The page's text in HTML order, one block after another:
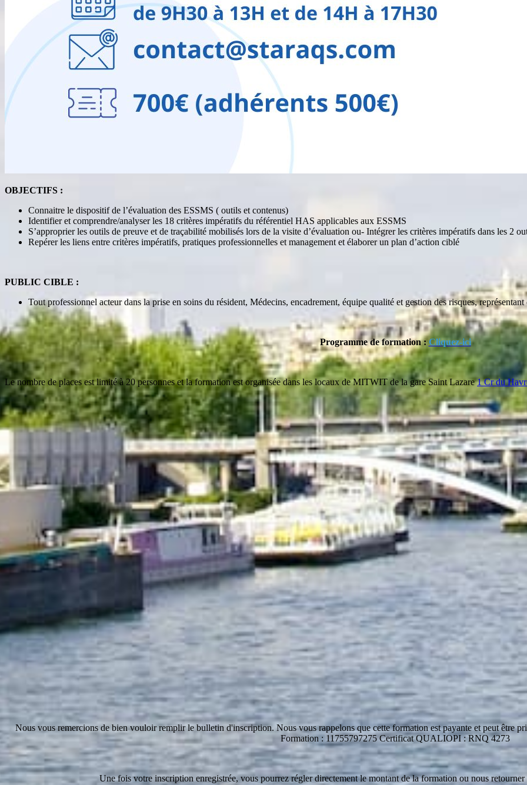
OBJECTIFS :
Connaitre le dispositif de l’évaluation des ESSMS ( outils et contenus)
Identifier et comprendre/analyser les 18 critères impératifs du référentiel HAS applicables aux ESSMS
S’approprier les outils de preuve et de traçabilité mobilisés lors de la visite d’évaluation ou- Intégrer les critères impératifs dans les 2
Repérer les liens entre critères impératifs, pratiques professionnelles et management et élaborer un plan d’action ciblé
PUBLIC CIBLE :
Tout professionnel acteur dans la prise en soins du résident, Médecins, encadrement, équipe qualité et gestion des risques, représentant
Programme de formation : Cliquez-ici
Le nombre de places est limité à 20 personnes et la formation est organisée dans les locaux de MITWIT de la gare Saint Lazare1 Cr du
Nous vous remercions de bien vouloir remplir le bulletin d'inscription. Nous vous rappelons que cette formation est payante et peut être
Formation : 11755797275 Certificat QUALIOPI : RNQ 4273
Une fois votre inscription enregistrée, vous pourrez régler directement le montant de la formation ou nous